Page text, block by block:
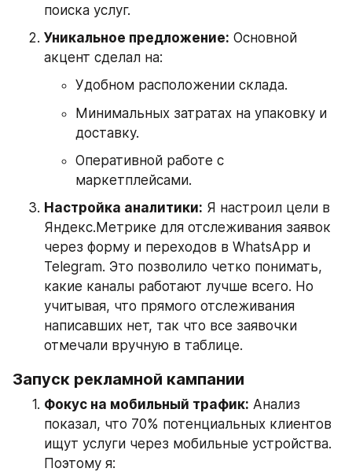
поиска услуг.
Уникальное предложение: Основной
акцент сделал на:
Удобном расположении склада.
Минимальных затратах на упаковку и
доставку.
Оперативной работе с
маркетплейсами.
Настройка аналитики: Я настроил цели в
Яндекс.Метрике для отслеживания заявок
через форму и переходов в WhatsApp и
Telegram. Это позволило четко понимать,
какие каналы работают лучше всего. Но
учитывая, что прямого отслеживания
написавших нет, так что все заявочки
отмечали вручную в таблице.
Запуск рекламной кампании
Фокус на мобильный трафик: Анализ
показал, что 70% потенциальных клиентов
ищут услуги через мобильные устройства.
Поэтому я: